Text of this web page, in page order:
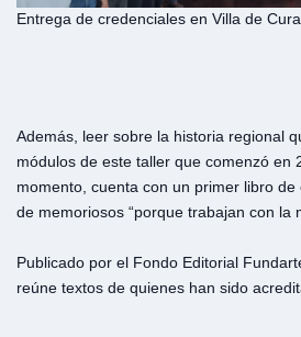
Entrega de credenciales en Villa de
Además, leer sobre la historia regional
módulos de este taller que comenzó en
momento, cuenta con un primer libro
de memoriosos “porque trabajan con la
Publicado por el Fondo Editorial
reúne textos de quienes han sido